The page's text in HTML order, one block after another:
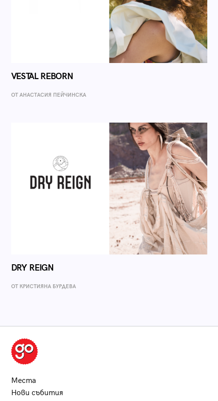
VESTAL REBORN
ОТ AНАСТАСИЯ ПЕЙЧИНСКА
DRY REIGN
ОТ КРИСТИЯНА БУРДЕВА
Места
Нови събития